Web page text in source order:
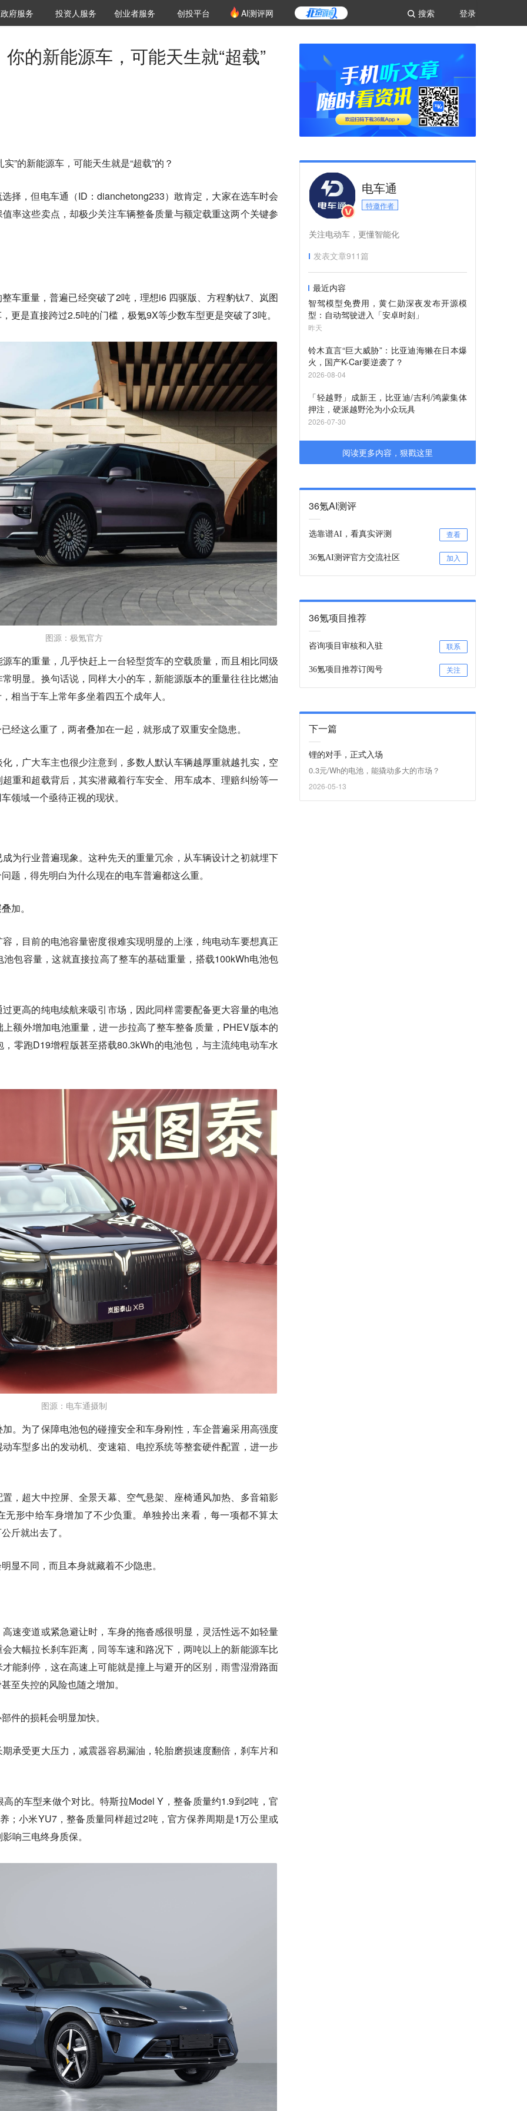
登录
搜索
城市之窗
政府服务 VClub投资机构库
投资机构职位推介
投资人服务 创投氪堂
创业者服务 创投平台 AI测评网
的新能源车，可能天生就“超载”
”的新能源车，可能天生就是“超载”的？
择，但电车通（ID：dianchetong233）敢肯定，大家在选车时会
率这些卖点，却极少关注车辆整备质量与额定载重这两个关键参
车重量，普遍已经突破了2吨，理想i6 四驱版、方程豹钛7、岚图
更是直接跨过2.5吨的门槛，极氪9X等少数车型更是突破了3吨。
图源：极氪官方
车的重量，几乎快赶上一台轻型货车的空载质量，而且相比同级
明显。换句话说，同样大小的车，新能源版本的重量往往比燃油
相当于车上常年多坐着四五个成年人。
经这么重了，两者叠加在一起，就形成了双重安全隐患。
，广大车主也很少注意到，多数人默认车辆越厚重就越扎实，空
重和超载背后，其实潜藏着行车安全、用车成本、理赔纠纷等一
领域一个亟待正视的现状。
为行业普遍现象。这种先天的重量冗余，从车辆设计之初就埋下
题，得先明白为什么现在的电车普遍都这么重。
加。
，目前的电池容量密度很难实现明显的上涨，纯电动车要想真正
包容量，这就直接拉高了整车的基础重量，搭载100kWh电池包
更高的纯电续航来吸引市场，因此同样需要配备更大容量的电池
额外增加电池重量，进一步拉高了整车整备质量，PHEV版本的
零跑D19增程版甚至搭载80.3kWh的电池包，与主流纯电动车水
图源：电车通摄制
。为了保障电池包的碰撞安全和车身刚性，车企普遍采用高强度
车型多出的发动机、变速箱、电控系统等整套硬件配置，进一步
，超大中控屏、全景天幕、空气悬架、座椅通风加热、多音箱影
形中给车身增加了不少负重。单独拎出来看，每一项都不算太
斤就出去了。
显不同，而且本身就藏着不少隐患。
速变道或紧急避让时，车身的拖沓感很明显，灵活性远不如轻量
大幅拉长刹车距离，同等车速和路况下，两吨以上的新能源车比
能刹停，这在高速上可能就是撞上与避开的区别，雨雪湿滑路面
至失控的风险也随之增加。
件的损耗会明显加快。
承受更大压力，减震器容易漏油，轮胎磨损速度翻倍，刹车片和
的车型来做个对比。特斯拉Model Y，整备质量约1.9到2吨，官
；小米YU7，整备质量同样超过2吨，官方保养周期是1万公里或
响三电终身质保。
电车通
特邀作者
关注电动车，更懂智能化
发表文章911篇
最近内容
智驾模型免费用，黄仁勋深夜发布开源模
型：自动驾驶进入「安卓时刻」
昨天
铃木直言“巨大威胁”：比亚迪海獭在日本爆
火，国产K-Car要逆袭了？
2026-08-04
「轻越野」成新王，比亚迪/吉利/鸿蒙集体
押注，硬派越野沦为小众玩具
2026-07-30
阅读更多内容，狠戳这里
36氪AI测评
选靠谱AI，看真实评测 查看
36氪AI测评官方交流社区 加入
36氪项目推荐
咨询项目审核和入驻 联系
36氪项目推荐订阅号 关注
下一篇
锂的对手，正式入场
0.3元/Wh的电池，能撬动多大的市场？
2026-05-13